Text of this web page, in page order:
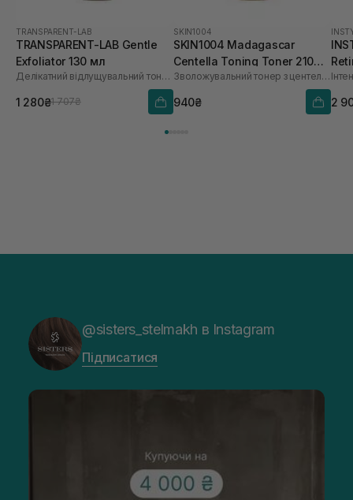
TRANSPARENT-LAB
TRANSPARENT-LAB Gentle
Exfoliator 130 мл
Делікатний відлущувальний тонер для сяйва обличчя
1 280₴1 707₴
SKIN1004
SKIN1004 Madagascar
Centella Toning Toner 210
мл
Зволожувальний тонер з центелою та гіалуроновою кислотою
940₴ 2
@sisters_stelmakh в Instagram
Підписатися